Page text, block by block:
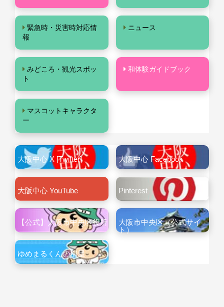
緊急時・災害時対応情
報
ニュース
みどころ・観光スポッ
ト
和体験ガイドブック
マスコットキャラクタ
ー
大阪中心 X [Twitter] 大阪中心 Facebook
大阪中心 YouTube Pinterest
【公式】大阪市中央区役所
大阪市中央区（公式サイ
ト）
ゆめまるくんの部屋